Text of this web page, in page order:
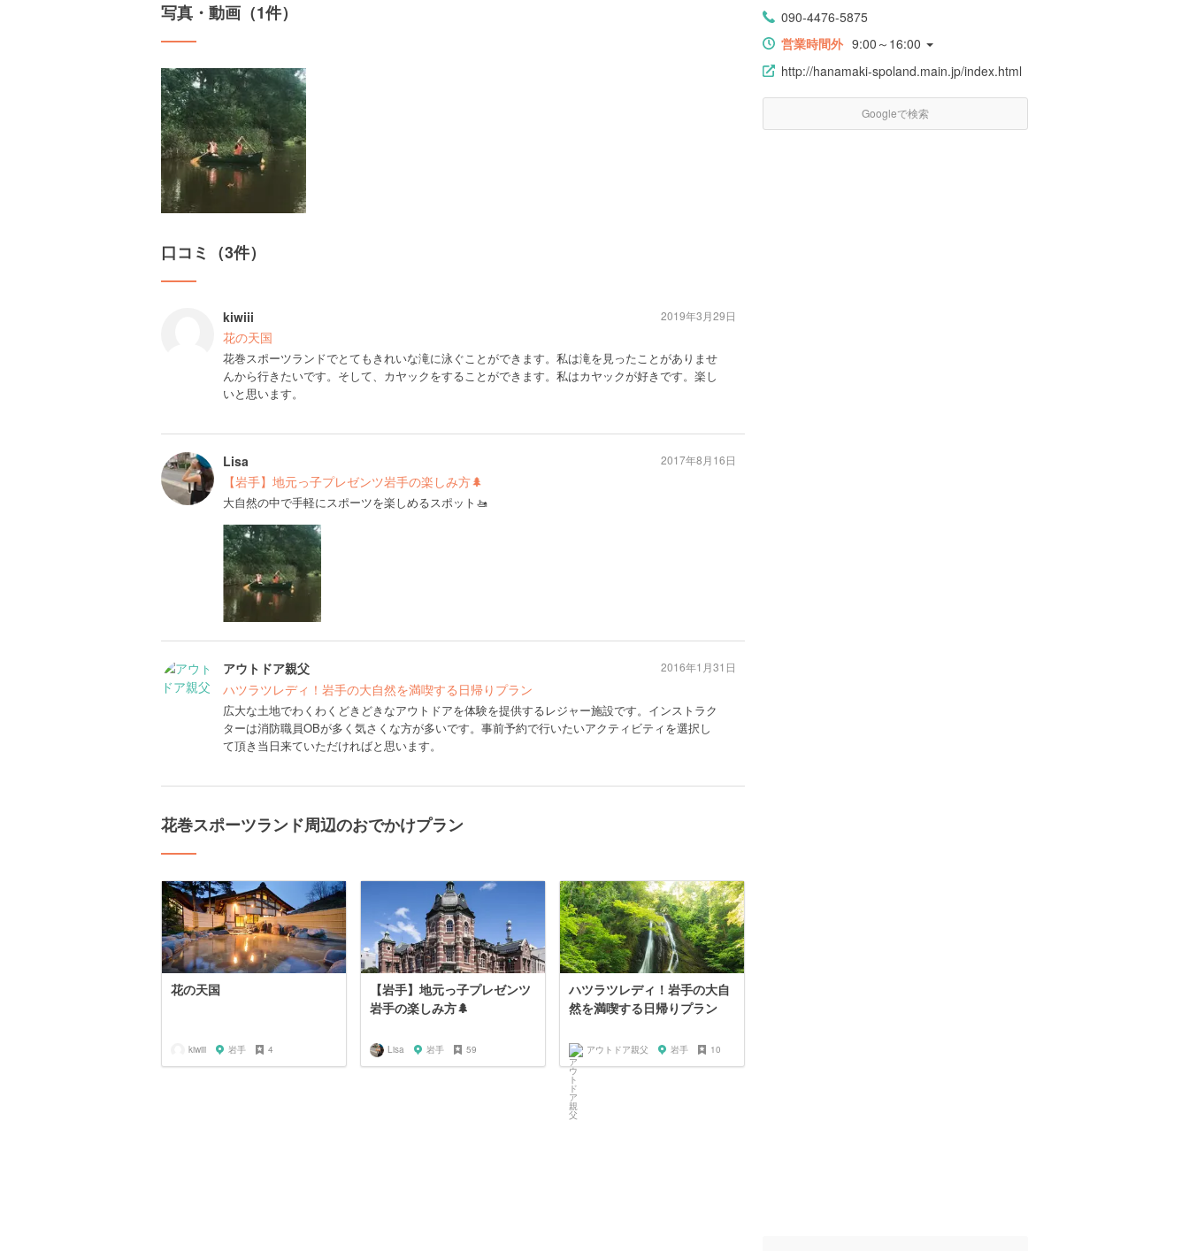
写真・動画（1件）
口コミ（3件）
kiwiii
花の天国
花巻スポーツランドでとてもきれいな滝に泳ぐことができます。私は滝を見ったことがありませ
んから行きたいです。そして、カヤックをすることができます。私はカヤックが好きです。楽し
いと思います。
2019年3月29日
Lisa
【岩手】地元っ子プレゼンツ岩手の楽しみ方🌲
大自然の中で手軽にスポーツを楽しめるスポット🚤
2017年8月16日
アウトドア親父
ハツラツレディ！岩手の大自然を満喫する日帰りプラン
広大な土地でわくわくどきどきなアウトドアを体験を提供するレジャー施設です。インストラク
ターは消防職員OBが多く気さくな方が多いです。事前予約で行いたいアクティビティを選択し
て頂き当日来ていただければと思います。
2016年1月31日
花巻スポーツランド周辺のおでかけプラン
花の天国
kiwiii 岩手 4
【岩手】地元っ子プレゼンツ
岩手の楽しみ方🌲
Lisa 岩手 59
ハツラツレディ！岩手の大自
然を満喫する日帰りプラン
アウトドア親父 岩手 10
090-4476-5875
営業時間外 9:00～16:00
http://hanamaki-spoland.main.jp/index.html
Googleで検索